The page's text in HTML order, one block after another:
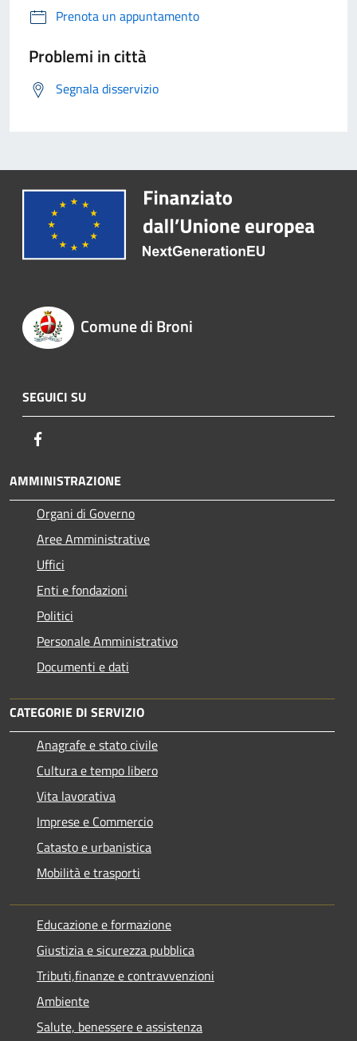
Prenota un appuntamento
Problemi in città
Segnala disservizio
Comune di Broni
SEGUICI SU
AMMINISTRAZIONE
Organi di Governo
Aree Amministrative
Uffici
Enti e fondazioni
Politici
Personale Amministrativo
Documenti e dati
CATEGORIE DI SERVIZIO
Anagrafe e stato civile
Cultura e tempo libero
Vita lavorativa
Imprese e Commercio
Catasto e urbanistica
Mobilità e trasporti
Educazione e formazione
Giustizia e sicurezza pubblica
Tributi,finanze e contravvenzioni
Ambiente
Salute, benessere e assistenza